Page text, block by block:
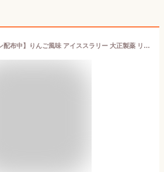
【20%OFFクーポン配布中】りんご風味 アイススラリー 大正製薬 リポビタン Sports 18袋 栄養ドリンク 飲み物 スポーツ ドリンク スポドリ 冷凍 熱中症対策 クエン酸 スポーツ飲料 アイス 栄養補給 水分補給 凍らせる 部活 熱中症予防 清涼飲料 アミノ酸 ビタミン